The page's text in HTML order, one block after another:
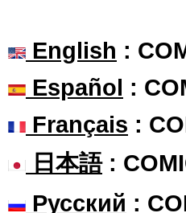
English :
Español :
Français :
日本語:
Русский :